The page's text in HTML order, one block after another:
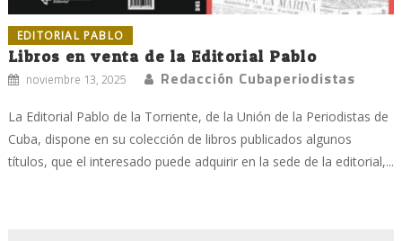
EDITORIAL PABLO
Libros en venta de la Editorial Pablo
noviembre 13, 2025 Redacción Cubaperiodistas
La Editorial Pablo de la Torriente, de la Unión de la Periodistas de
Cuba, dispone en su colección de libros publicados algunos
títulos, que el interesado puede adquirir en la sede de la editorial,...